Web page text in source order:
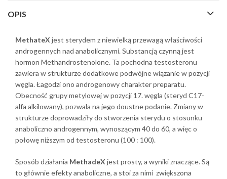
OPIS
MethateX jest sterydem z niewielką przewagą właściwości
androgennych nad anabolicznymi. Substancją czynną jest
hormon Methandrostenolone. Ta pochodna testosteronu
zawiera w strukturze dodatkowe podwójne wiązanie w pozycji
węgla. Łagodzi ono androgenowy charakter preparatu.
Obecność grupy metylowej w pozycji 17. węgla (steryd C17-
alfa alkilowany), pozwala na jego doustne podanie. Zmiany w
strukturze doprowadziły do stworzenia sterydu o stosunku
anaboliczno androgennym, wynoszącym 40 do 60, a więc o
połowę niższym od testosteronu (100 : 100).
Sposób działania MethadeX jest prosty, a wyniki znaczące. Są
to głównie efekty anaboliczne, a stoi za nimi zwiększona